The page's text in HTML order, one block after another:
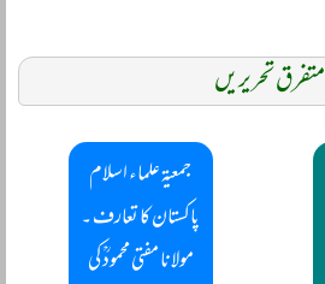
متفرق تحریریں
جمعیۃ علماء اسلام
پاکستان کا تعارف ۔
مولانا مفتی محمودؒ کی